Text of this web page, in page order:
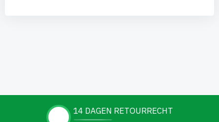
14 DAGEN RETOURRECHT